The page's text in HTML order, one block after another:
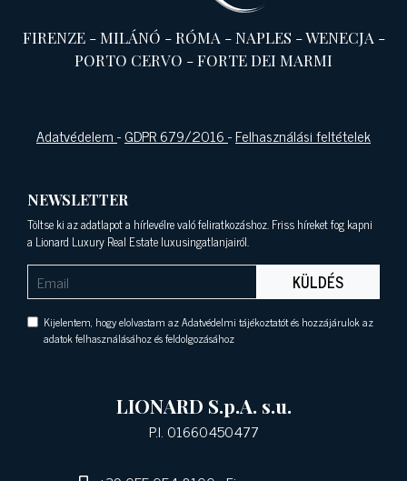
FIRENZE-MILÁNÓ -RÓMA -NAPLES -WENECJA -
PORTO CERVO -FORTE DEI MARMI
Adatvédelem-GDPR 679/2016-Felhasználási feltételek
NEWSLETTER
Töltse ki az adatlapot a hírlevélre való feliratkozáshoz. Friss híreket fog kapni
a Lionard Luxury Real Estate luxusingatlanjairól.
KÜLDÉS
Kijelentem, hogy elolvastam az Adatvédelmi tájékoztatót és hozzájárulok az
adatok felhasználásához és feldolgozásához
LIONARD S.p.A. s.u.
P.I. 01660450477